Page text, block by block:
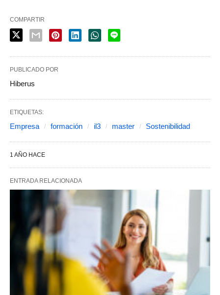
COMPARTIR
PUBLICADO POR
Hiberus
ETIQUETAS:
Empresa formación il3 master Sostenibilidad
1 AÑO HACE
ENTRADA RELACIONADA